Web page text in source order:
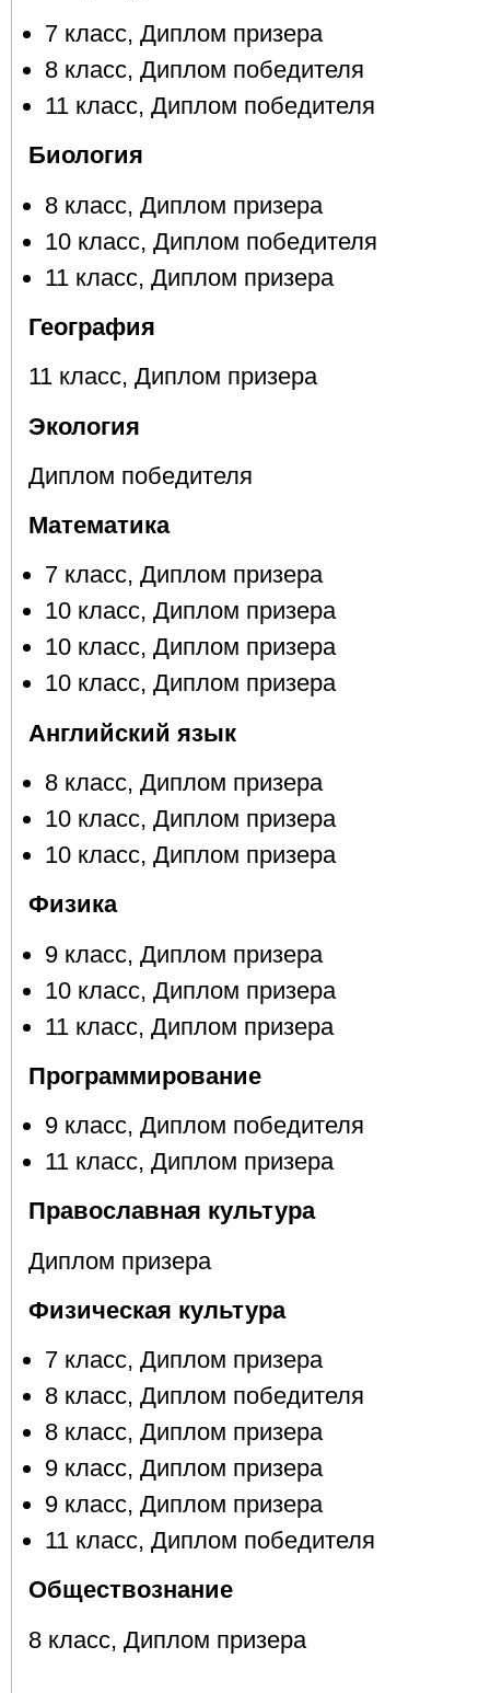
7 класс, Диплом призера
8 класс, Диплом победителя
11 класс, Диплом победителя
Биология
8 класс, Диплом призера
10 класс, Диплом победителя
11 класс, Диплом призера
География
11 класс, Диплом призера
Экология
Диплом победителя
Математика
7 класс, Диплом призера
10 класс, Диплом призера
10 класс, Диплом призера
10 класс, Диплом призера
Английский язык
8 класс, Диплом призера
10 класс, Диплом призера
10 класс, Диплом призера
Физика
9 класс, Диплом призера
10 класс, Диплом призера
11 класс, Диплом призера
Программирование
9 класс, Диплом победителя
11 класс, Диплом призера
Православная культура
Диплом призера
Физическая культура
7 класс, Диплом призера
8 класс, Диплом победителя
8 класс, Диплом призера
9 класс, Диплом призера
9 класс, Диплом призера
11 класс, Диплом победителя
Обществознание
8 класс, Диплом призера